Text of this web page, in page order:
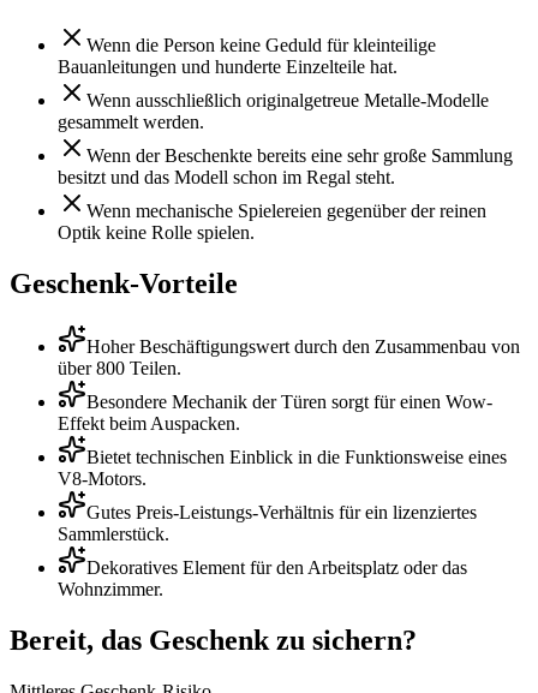
Wenn die Person keine Geduld für kleinteilige
Bauanleitungen und hunderte Einzelteile hat.
Wenn ausschließlich originalgetreue Metalle-Modelle
gesammelt werden.
Wenn der Beschenkte bereits eine sehr große Sammlung
besitzt und das Modell schon im Regal steht.
Wenn mechanische Spielereien gegenüber der reinen
Optik keine Rolle spielen.
Geschenk-Vorteile
Hoher Beschäftigungswert durch den Zusammenbau von
über 800 Teilen.
Besondere Mechanik der Türen sorgt für einen Wow-
Effekt beim Auspacken.
Bietet technischen Einblick in die Funktionsweise eines
V8-Motors.
Gutes Preis-Leistungs-Verhältnis für ein lizenziertes
Sammlerstück.
Dekoratives Element für den Arbeitsplatz oder das
Wohnzimmer.
Bereit, das Geschenk zu sichern?